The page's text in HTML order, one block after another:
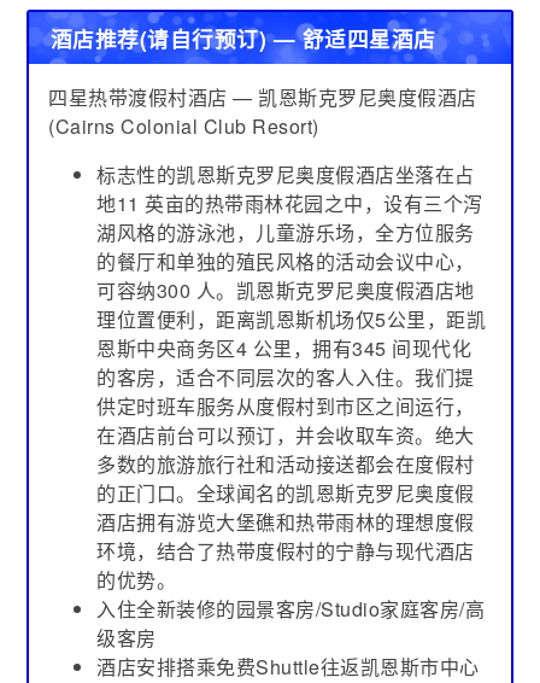
酒店推荐(请自行预订) — 舒适四星酒店
四星热带渡假村酒店 — 凯恩斯克罗尼奥度假酒店
(Cairns Colonial Club Resort)
标志性的凯恩斯克罗尼奥度假酒店坐落在占
地11 英亩的热带雨林花园之中，设有三个泻
湖风格的游泳池，儿童游乐场，全方位服务
的餐厅和单独的殖民风格的活动会议中心，
可容纳300 人。凯恩斯克罗尼奥度假酒店地
理位置便利，距离凯恩斯机场仅5公里，距凯
恩斯中央商务区4 公里，拥有345 间现代化
的客房，适合不同层次的客人入住。我们提
供定时班车服务从度假村到市区之间运行，
在酒店前台可以预订，并会收取车资。绝大
多数的旅游旅行社和活动接送都会在度假村
的正门口。全球闻名的凯恩斯克罗尼奥度假
酒店拥有游览大堡礁和热带雨林的理想度假
环境，结合了热带度假村的宁静与现代酒店
的优势。
入住全新装修的园景客房/Studio家庭客房/高
级客房
酒店安排搭乘免费Shuttle往返凯恩斯市中心